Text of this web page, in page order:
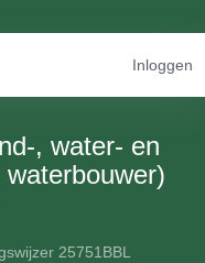
Inloggen
, water- en
25751BBL